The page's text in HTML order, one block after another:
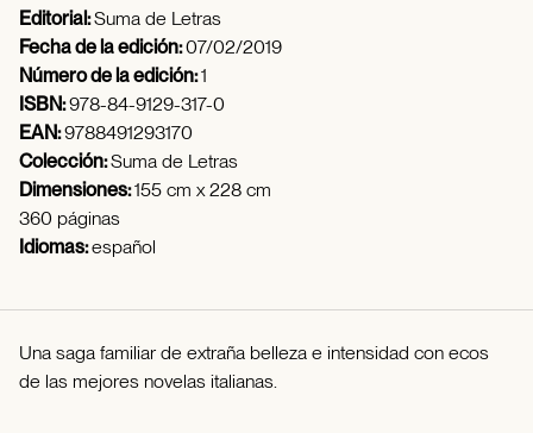
Editorial:Suma de Letras
Fecha de la edición:07/02/2019
Número de la edición:1
ISBN:978-84-9129-317-0
EAN:9788491293170
Colección:Suma de Letras
Dimensiones:155 cm x 228 cm
360 páginas
Idiomas:español
Una saga familiar de extraña belleza e intensidad con ecos
de las mejores novelas italianas.